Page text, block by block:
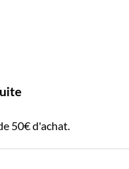
50€ d'achat.